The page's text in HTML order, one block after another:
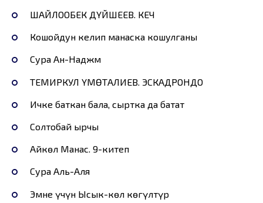
ШАЙЛООБЕК ДҮЙШЕЕВ. КЕЧ
Кошойдун келип манаска кошулганы
Сура Ан-Наджм
ТЕМИРКУЛ ҮМӨТАЛИЕВ. ЭСКАДРОНДО
Ичке баткан бала, сыртка да батат
Солтобай ырчы
Айкөл Манас. 9-китеп
Сура Аль-Аля
Эмне үчүн Ысык-көл көгүлтүр